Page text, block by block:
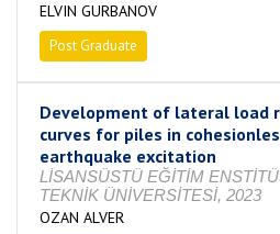
ELVIN GURBANOV
Post Graduate
Development of lateral load
curves for piles in
earthquake excitation
LİSANSÜSTÜ EĞİTİM
TEKNİK ÜNİVERSİTESİ, 2023
OZAN ALVER